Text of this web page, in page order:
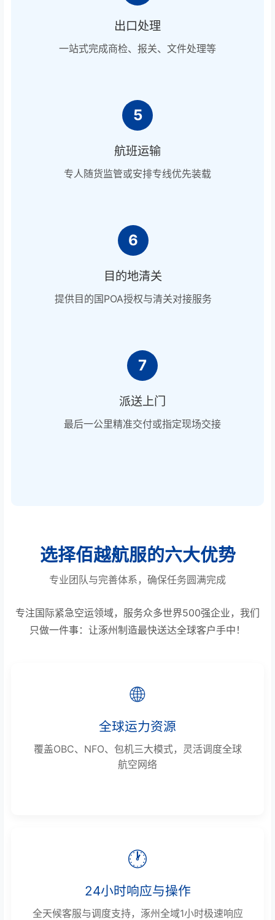
出口处理
一站式完成商检、报关、文件处理等
5
航班运输
专人随货监管或安排专线优先装载
6
目的地清关
提供目的国POA授权与清关对接服务
7
派送上门
最后一公里精准交付或指定现场交接
选择佰越航服的六大优势
专业团队与完善体系，确保任务圆满完成
专注国际紧急空运领域，服务众多世界500强企业，我们
只做一件事：让涿州制造最快送达全球客户手中！
🌐
全球运力资源
覆盖OBC、NFO、包机三大模式，灵活调度全球
航空网络
🕐
24小时响应与操作
全天候客服与调度支持，涿州全域1小时极速响应